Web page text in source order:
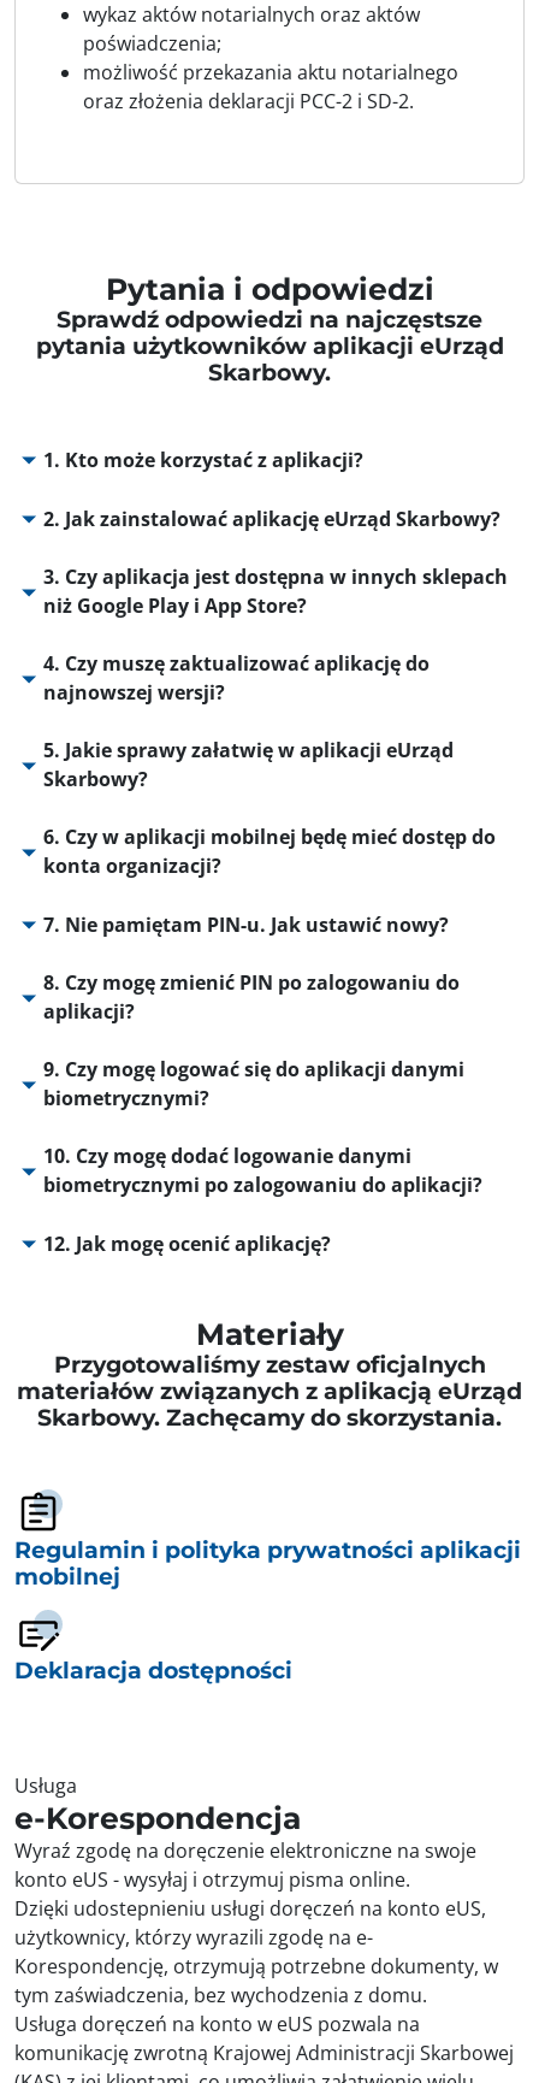
wykaz aktów notarialnych oraz aktów
poświadczenia;
możliwość przekazania aktu notarialnego
oraz złożenia deklaracji PCC-2 i SD-2.
Pytania i odpowiedzi
Sprawdź odpowiedzi na najczęstsze
pytania użytkowników aplikacji eUrząd
Skarbowy.
1. Kto może korzystać z aplikacji?
2. Jak zainstalować aplikację eUrząd Skarbowy?
3. Czy aplikacja jest dostępna w innych sklepach
niż Google Play i App Store?
4. Czy muszę zaktualizować aplikację do
najnowszej wersji?
5. Jakie sprawy załatwię w aplikacji eUrząd
Skarbowy?
6. Czy w aplikacji mobilnej będę mieć dostęp do
konta organizacji?
7. Nie pamiętam PIN-u. Jak ustawić nowy?
8. Czy mogę zmienić PIN po zalogowaniu do
aplikacji?
9. Czy mogę logować się do aplikacji danymi
biometrycznymi?
10. Czy mogę dodać logowanie danymi
biometrycznymi po zalogowaniu do aplikacji?
12. Jak mogę ocenić aplikację?
Materiały
Przygotowaliśmy zestaw oficjalnych
materiałów związanych z aplikacją eUrząd
Skarbowy. Zachęcamy do skorzystania.
Regulamin i polityka prywatności aplikacji
mobilnej
Deklaracja dostępności
Usługa
e-Korespondencja
Wyraź zgodę na doręczenie elektroniczne na swoje
konto eUS - wysyłaj i otrzymuj pisma online.
Dzięki udostepnieniu usługi doręczeń na konto eUS,
użytkownicy, którzy wyrazili zgodę na e-
Korespondencję, otrzymują potrzebne dokumenty, w
tym zaświadczenia, bez wychodzenia z domu.
Usługa doręczeń na konto w eUS pozwala na
komunikację zwrotną Krajowej Administracji Skarbowej